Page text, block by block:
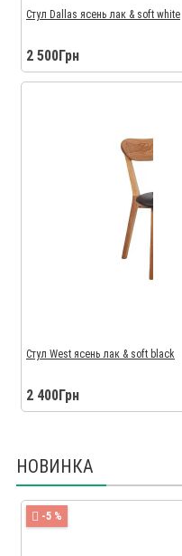
Стул Dallas ясень лак & soft white
2 500Грн
Стул West ясень лак & soft black
2 400Грн
НОВИНКА
-5 %